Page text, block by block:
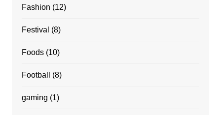
Fashion (12)
Festival (8)
Foods(10)
Football (8)
gaming (1)